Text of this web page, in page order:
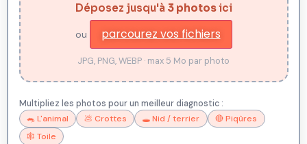
Déposez jusqu'à 3 photosici
ou parcourez vos fichiers
JPG, PNG, WEBP · max 5 Mo par photo
Multipliez les photos pour un meilleur diagnostic :
🐀 L'animal
💩 Crottes 🕳️ Nid / terrier
🔴 Piqûres
🕸️ Toile